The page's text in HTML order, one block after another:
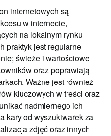
internetowych są
w internecie,
na lokalnym rynku
praktyk jest regularne
świeże i wartościowe
oraz poprawiają
Ważne jest również
kluczowych w treści oraz
nadmiernego ich
kary od wyszukiwarek za
zdjęć oraz innych